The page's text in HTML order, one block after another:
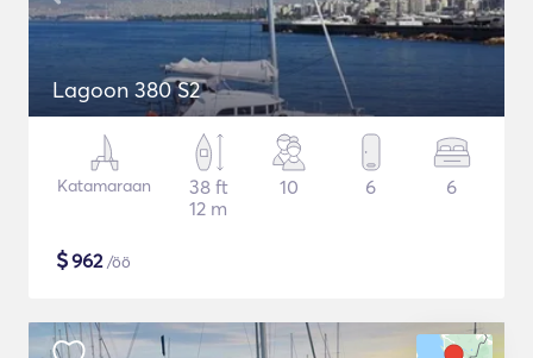
Lagoon 380 S2
Katamaraan
38 ft
12 m
10 6 6
$962/öö